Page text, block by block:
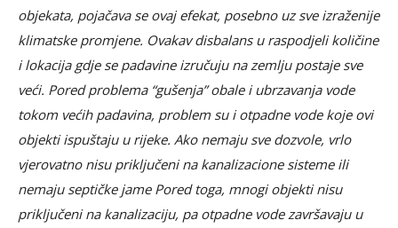
objekata, pojačava se ovaj efekat, posebno uz sve izraženije
klimatske promjene. Ovakav disbalans u raspodjeli količine
i lokacija gdje se padavine izručuju na zemlju postaje sve
veći. Pored problema “gušenja” obale i ubrzavanja vode
tokom većih padavina, problem su i otpadne vode koje ovi
objekti ispuštaju u rijeke. Ako nemaju sve dozvole, vrlo
vjerovatno nisu priključeni na kanalizacione sisteme ili
nemaju septičke jame Pored toga, mnogi objekti nisu
priključeni na kanalizaciju, pa otpadne vode završavaju u